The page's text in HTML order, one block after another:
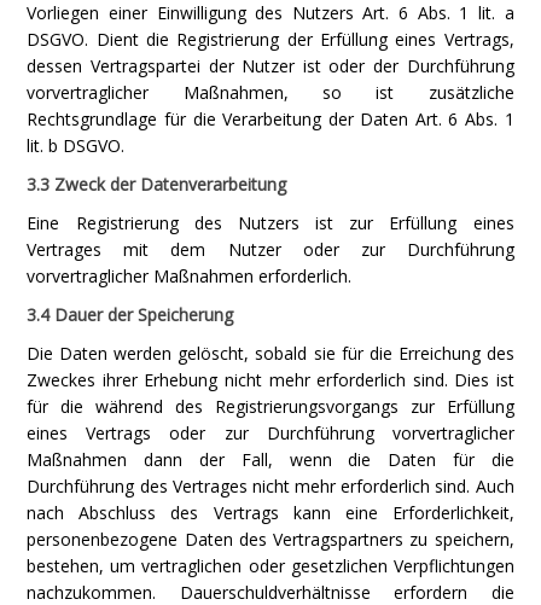
Vorliegen einer Einwilligung des Nutzers Art. 6 Abs. 1 lit. a
DSGVO. Dient die Registrierung der Erfüllung eines Vertrags,
dessen Vertragspartei der Nutzer ist oder der Durchführung
vorvertraglicher Maßnahmen, so ist zusätzliche
Rechtsgrundlage für die Verarbeitung der Daten Art. 6 Abs. 1
lit. b DSGVO.
3.3 Zweck der Datenverarbeitung
Eine Registrierung des Nutzers ist zur Erfüllung eines
Vertrages mit dem Nutzer oder zur Durchführung
vorvertraglicher Maßnahmen erforderlich.
3.4 Dauer der Speicherung
Die Daten werden gelöscht, sobald sie für die Erreichung des
Zweckes ihrer Erhebung nicht mehr erforderlich sind. Dies ist
für die während des Registrierungsvorgangs zur Erfüllung
eines Vertrags oder zur Durchführung vorvertraglicher
Maßnahmen dann der Fall, wenn die Daten für die
Durchführung des Vertrages nicht mehr erforderlich sind. Auch
nach Abschluss des Vertrags kann eine Erforderlichkeit,
personenbezogene Daten des Vertragspartners zu speichern,
bestehen, um vertraglichen oder gesetzlichen Verpflichtungen
nachzukommen. Dauerschuldverhältnisse erfordern die